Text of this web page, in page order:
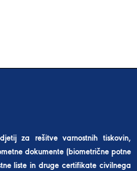
za rešitve varnostnih tiskovin,
dokumente (biometrične potne
liste in druge certifikate civilnega